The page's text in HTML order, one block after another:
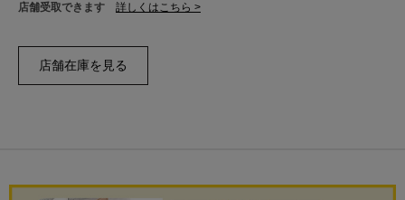
店舗受取できます 詳しくはこちら >